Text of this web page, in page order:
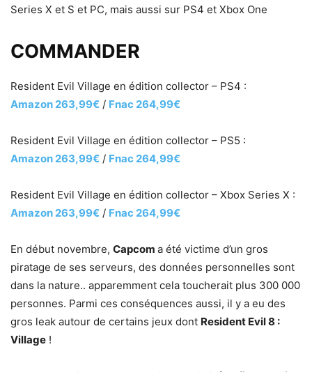
Series X et S et PC, mais aussi sur PS4 et Xbox One
COMMANDER
Resident Evil Village en édition collector – PS4 :
Amazon 263,99€ / Fnac 264,99€
Resident Evil Village en édition collector – PS5 :
Amazon 263,99€ / Fnac 264,99€
Resident Evil Village en édition collector – Xbox Series X :
Amazon 263,99€ / Fnac 264,99€
En début novembre, Capcom a été victime d’un gros
piratage de ses serveurs, des données personnelles sont
dans la nature.. apparemment cela toucherait plus 300 000
personnes. Parmi ces conséquences aussi, il y a eu des
gros leak autour de certains jeux dont Resident Evil 8 :
Village !